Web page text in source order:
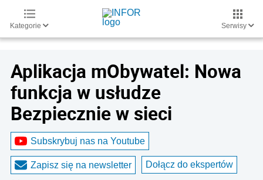
Kategorie Serwisy
Aplikacja mObywatel: Nowa
funkcja w usłudze
Bezpiecznie w sieci
Subskrybuj nas na Youtube
Zapisz się na newsletter Dołącz do ekspertów